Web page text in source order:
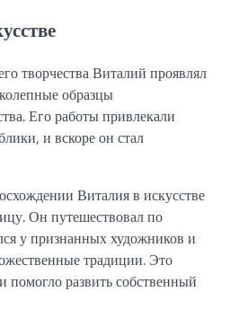
творчества Виталий проявлял
образцы
Его работы привлекали
и вскоре он стал
Виталия в искусстве
Он путешествовал по
у признанных художников и
традиции. Это
помогло развить собственный